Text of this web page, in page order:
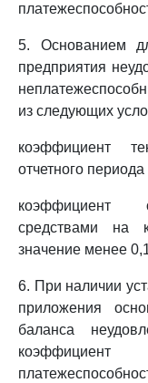
5. Основанием
предприятия
из следующих
коэффициент
отчетного
коэффициент
средствами на
значение менее
6. При наличии
приложения
баланса
коэффициент